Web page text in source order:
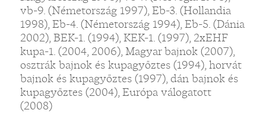
vb-9. (Németország 1997), Eb-3. (Hollandia
1998), Eb-4. (Németország 1994), Eb-5. (Dánia
2002), BEK-1. (1994), KEK-1. (1997), 2xEHF
kupa-1. (2004, 2006), Magyar bajnok (2007),
osztrák bajnok és kupagyőztes (1994), horvát
bajnok és kupagyőztes (1997), dán bajnok és
kupagyőztes (2004), Európa válogatott
(2008)